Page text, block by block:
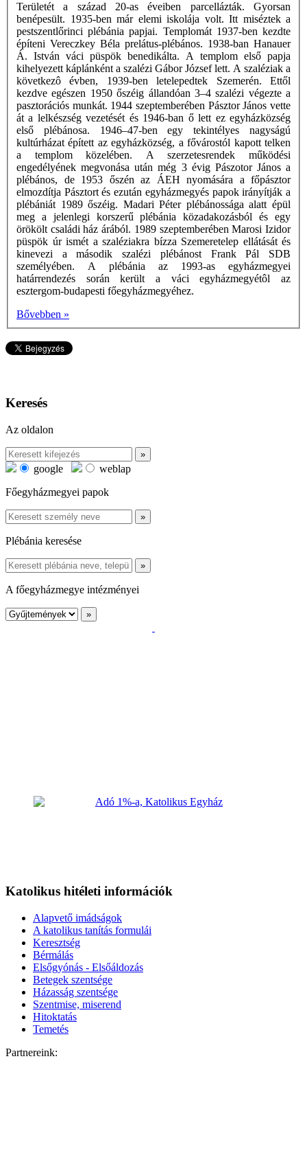
Területét a század 20-as éveiben parcellázták. Gyorsan
benépesült. 1935-ben már elemi iskolája volt. Itt miséztek a
pestszentlőrinci plébánia papjai. Templomát 1937-ben kezdte
építeni Vereczkey Béla prelátus-plébános. 1938-ban Hanauer
Á. István váci püspök benedikálta. A templom első papja
kihelyezett káplánként a szalézi Gábor József lett. A szaléziak a
következô évben, 1939-ben letelepedtek Szemerén. Ettől
kezdve egészen 1950 őszéig állandóan 3–4 szalézi végezte a
pasztorációs munkát. 1944 szeptemberében Pásztor János vette
át a lelkészség vezetését és 1946-ban ő lett ez egyházközség
első plébánosa. 1946–47-ben egy tekintélyes nagyságú
kultúrházat épített az egyházközség, a fővárostól kapott telken
a templom közelében. A szerzetesrendek működési
engedélyének megvonása után még 3 évig Pászotor János a
plébános, de 1953 őszén az ÁEH nyomására a főpásztor
elmozdítja Pásztort és ezután egyházmegyés papok irányítják a
plébániát 1989 őszéig. Madari Péter plébánossága alatt épül
meg a jelenlegi korszerű plébánia közadakozásból és egy
örökölt családi ház árából. 1989 szeptemberében Marosi Izidor
püspök úr ismét a szaléziakra bízza Szemeretelep ellátását és
kinevezi a második szalézi plébánost Frank Pál SDB
személyében. A plébánia az 1993-as egyházmegyei
határrendezés során került a váci egyházmegyétôl az
esztergom-budapesti főegyházmegyéhez.
Bővebben »
Keresés
Az oldalon
google
weblap
Főegyházmegyei papok
Plébánia keresése
A főegyházmegye intézményei
Katolikus hitéleti információk
Alapvető imádságok
A katolikus tanítás formulái
Keresztség
Bérmálás
Elsőgyónás - Elsőáldozás
Betegek szentsége
Házasság szentsége
Szentmise, miserend
Hitoktatás
Temetés
Partnereink: